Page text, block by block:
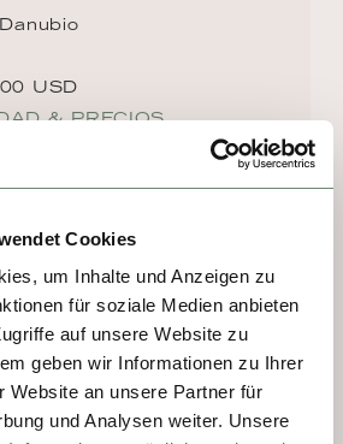
Cookies
um Inhalte und Anzeigen zu
für soziale Medien anbieten
auf unsere Website zu
geben wir Informationen zu Ihrer
Website an unsere Partner für
und Analysen weiter. Unsere
USD
& PRECIOS
LA RUTA
de elegancia imperial y
Antiguo corazón de